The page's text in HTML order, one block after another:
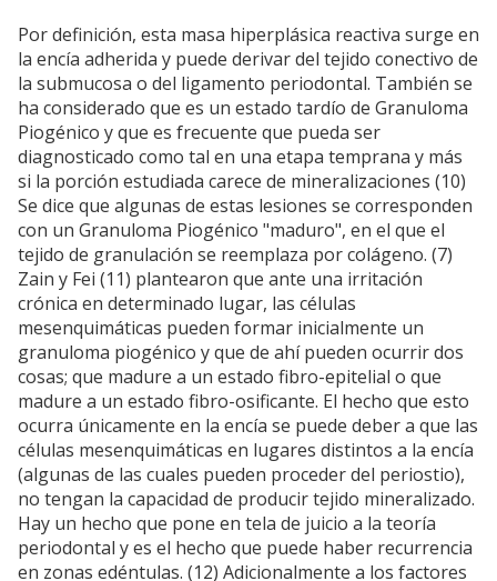
Por definición, esta masa hiperplásica reactiva surge en
la encía adherida y puede derivar del tejido conectivo de
la submucosa o del ligamento periodontal. También se
ha considerado que es un estado tardío de Granuloma
Piogénico y que es frecuente que pueda ser
diagnosticado como tal en una etapa temprana y más
si la porción estudiada carece de mineralizaciones (10)
Se dice que algunas de estas lesiones se corresponden
con un Granuloma Piogénico "maduro", en el que el
tejido de granulación se reemplaza por colágeno. (7)
Zain y Fei (11) plantearon que ante una irritación
crónica en determinado lugar, las células
mesenquimáticas pueden formar inicialmente un
granuloma piogénico y que de ahí pueden ocurrir dos
cosas; que madure a un estado fibro-epitelial o que
madure a un estado fibro-osificante. El hecho que esto
ocurra únicamente en la encía se puede deber a que las
células mesenquimáticas en lugares distintos a la encía
(algunas de las cuales pueden proceder del periostio),
no tengan la capacidad de producir tejido mineralizado.
Hay un hecho que pone en tela de juicio a la teoría
periodontal y es el hecho que puede haber recurrencia
en zonas edéntulas. (12) Adicionalmente a los factores